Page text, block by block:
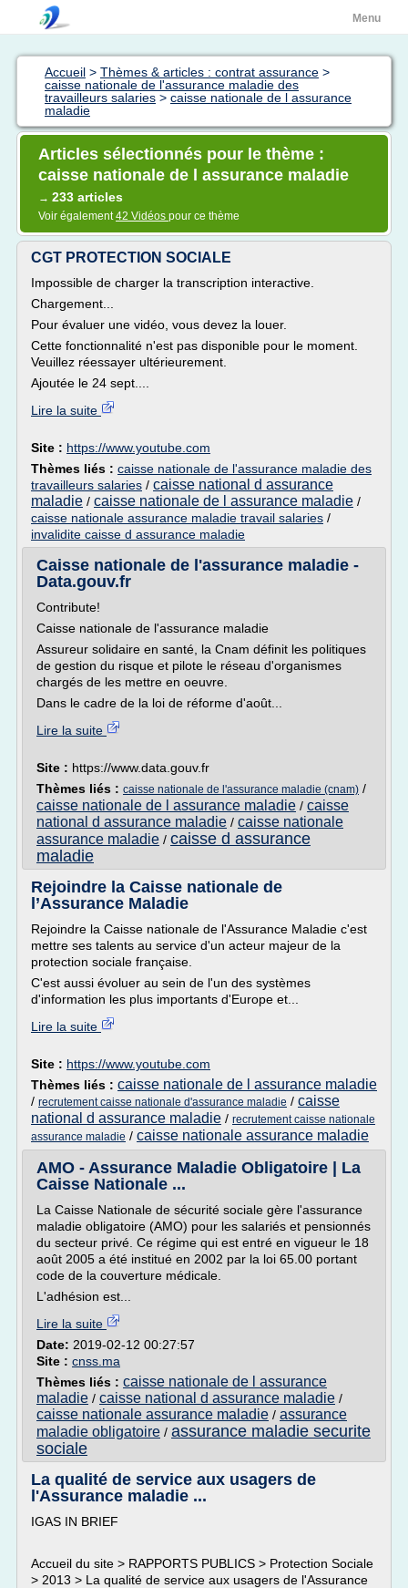
Menu
Accueil > Thèmes & articles : contrat assurance >
caisse nationale de l'assurance maladie des
travailleurs salaries > caisse nationale de l assurance
maladie
Articles sélectionnés pour le thème :
caisse nationale de l assurance maladie
→ 233 articles
Voir également42 Vidéos pour ce thème
CGT PROTECTION SOCIALE
Impossible de charger la transcription interactive.
Chargement...
Pour évaluer une vidéo, vous devez la louer.
Cette fonctionnalité n'est pas disponible pour le moment.
Veuillez réessayer ultérieurement.
Ajoutée le 24 sept....
Lire la suite
Site : https://www.youtube.com
Thèmes liés : caisse nationale de l'assurance maladie des
travailleurs salaries / caisse national d assurance
maladie / caisse nationale de l assurance maladie /
caisse nationale assurance maladie travail salaries /
invalidite caisse d assurance maladie
Caisse nationale de l'assurance maladie -
Data.gouv.fr
Contribute!
Caisse nationale de l'assurance maladie
Assureur solidaire en santé, la Cnam définit les politiques
de gestion du risque et pilote le réseau d'organismes
chargés de les mettre en oeuvre.
Dans le cadre de la loi de réforme d'août...
Lire la suite
Site : https://www.data.gouv.fr
Thèmes liés : caisse nationale de l'assurance maladie (cnam) /
caisse nationale de l assurance maladie / caisse
national d assurance maladie / caisse nationale
assurance maladie / caisse d assurance
maladie
Rejoindre la Caisse nationale de
l’Assurance Maladie
Rejoindre la Caisse nationale de l'Assurance Maladie c'est
mettre ses talents au service d'un acteur majeur de la
protection sociale française.
C'est aussi évoluer au sein de l'un des systèmes
d'information les plus importants d'Europe et...
Lire la suite
Site : https://www.youtube.com
Thèmes liés : caisse nationale de l assurance maladie
/ recrutement caisse nationale d'assurance maladie / caisse
national d assurance maladie / recrutement caisse nationale
assurance maladie / caisse nationale assurance maladie
AMO - Assurance Maladie Obligatoire | La
Caisse Nationale ...
La Caisse Nationale de sécurité sociale gère l'assurance
maladie obligatoire (AMO) pour les salariés et pensionnés
du secteur privé. Ce régime qui est entré en vigueur le 18
août 2005 a été institué en 2002 par la loi 65.00 portant
code de la couverture médicale.
L'adhésion est...
Lire la suite
Date: 2019-02-12 00:27:57
Site : cnss.ma
Thèmes liés : caisse nationale de l assurance
maladie / caisse national d assurance maladie /
caisse nationale assurance maladie / assurance
maladie obligatoire / assurance maladie securite
sociale
La qualité de service aux usagers de
l'Assurance maladie ...
IGAS IN BRIEF
Accueil du site > RAPPORTS PUBLICS > Protection Sociale
> 2013 > La qualité de service aux usagers de l'Assurance